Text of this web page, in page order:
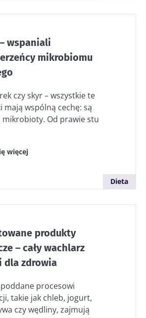
wspaniali
mikrobiomu
czy skyr – wszystkie te
mają wspólną cechę: są
mikrobioty. Od prawie stu
więcej
Dieta
produkty
– cały wachlarz
dla zdrowia
procesowi
takie jak chleb, jogurt,
czy wędliny, zajmują